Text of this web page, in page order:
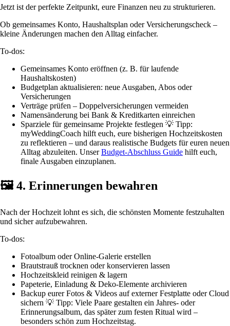
Jetzt ist der perfekte Zeitpunkt, eure Finanzen neu zu strukturieren.
Ob gemeinsames Konto, Haushaltsplan oder Versicherungscheck –
kleine Änderungen machen den Alltag einfacher.
To-dos:
Gemeinsames Konto eröffnen (z. B. für laufende
Haushaltskosten)
Budgetplan aktualisieren: neue Ausgaben, Abos oder
Versicherungen
Verträge prüfen – Doppelversicherungen vermeiden
Namensänderung bei Bank & Kreditkarten einreichen
Sparziele für gemeinsame Projekte festlegen 💡 Tipp:
myWeddingCoach hilft euch, eure bisherigen Hochzeitskosten
zu reflektieren – und daraus realistische Budgets für euren neuen
Alltag abzuleiten. UnserBudget-Abschluss Guide hilft euch,
finale Ausgaben einzuplanen.
🖼️ 4. Erinnerungen bewahren
Nach der Hochzeit lohnt es sich, die schönsten Momente festzuhalten
und sicher aufzubewahren.
To-dos:
Fotoalbum oder Online-Galerie erstellen
Brautstrauß trocknen oder konservieren lassen
Hochzeitskleid reinigen & lagern
Papeterie, Einladung & Deko-Elemente archivieren
Backup eurer Fotos & Videos auf externer Festplatte oder Cloud
sichern 💡 Tipp: Viele Paare gestalten ein Jahres- oder
Erinnerungsalbum, das später zum festen Ritual wird –
besonders schön zum Hochzeitstag.